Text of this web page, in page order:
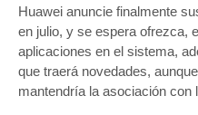
Huawei anuncie finalmente
en julio, y se espera ofrezca,
aplicaciones en el sistema,
que traerá novedades,
mantendría la asociación con